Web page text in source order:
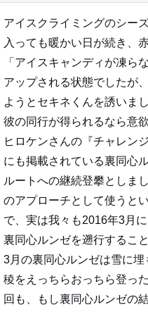
アイスクライミングのシー
入っても暖かい日が続き、
「アイスキャンディが凍ら
アップされる状態でしたが
ようとセキネくんを誘いま
彼の同行が得られるなら意
ヒロケンさんの『チャレン
にも掲載されている裏同心
ルートへの継続登攀としま
のアプローチとして使うと
で、実は我々も2016年3月に
裏同心ルンゼを遡行するこ
3月の裏同心ルンゼは雪に
稜をえっちらおっちら登っ
回も、もし裏同心ルンゼの